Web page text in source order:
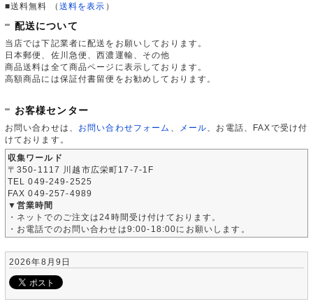
■送料無料
（ 送料を表示 ）
配送について
当店では下記業者に配送をお願いしております。
日本郵便、佐川急便、西濃運輸、その他
商品送料は全て商品ページに表示しております。
高額商品には保証付書留便をお勧めしております。
お客様センター
お問い合わせは、 お問い合わせフォーム メール 、お電話、FAXで受け付
けております。
収集ワールド
〒350-1117 川越市広栄町17-7-1F
TEL 049-249-2525
FAX 049-257-4989
▼営業時間
・ネットでのご注文は24時間受け付けております。
・お電話でのお問い合わせは9:00-18:00にお願いします。
2026年8月9日